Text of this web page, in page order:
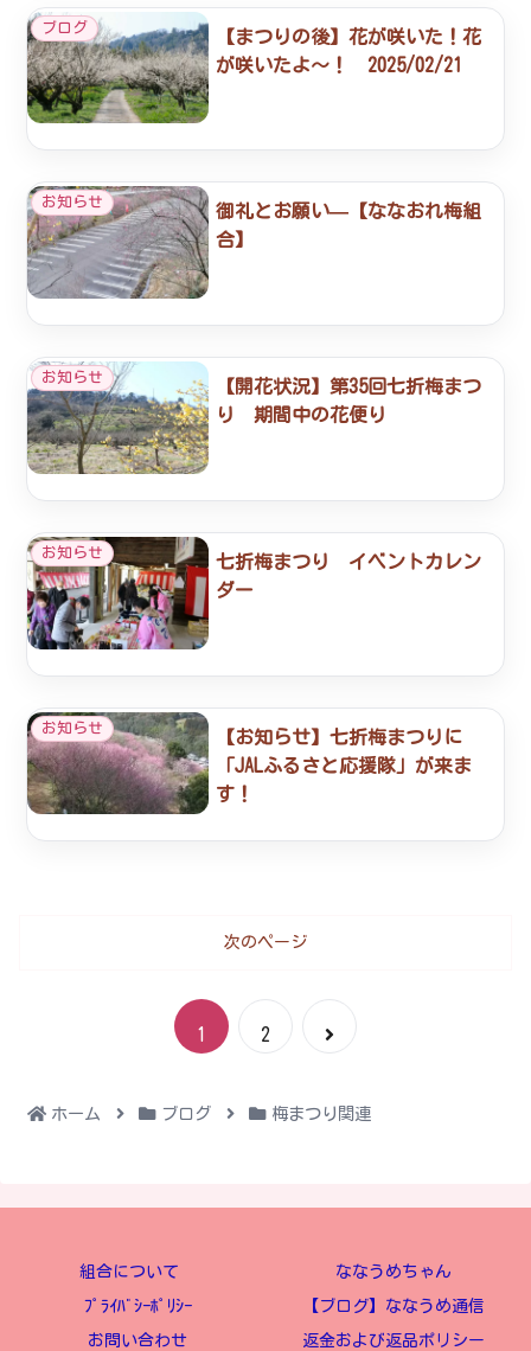
ブログ
【まつりの後】花が咲いた！花
が咲いたよ～！ 2025/02/21
お知らせ
御礼とお願い—【ななおれ梅組
合】
お知らせ
【開花状況】第35回七折梅まつ
り 期間中の花便り
お知らせ
七折梅まつり イベントカレン
ダー
お知らせ
【お知らせ】七折梅まつりに
「JALふるさと応援隊」が来ま
す！
次のページ
1 2 次
ホーム ブログ 梅まつり関連
組合について ななうめちゃん
ﾌﾟﾗｲﾊﾞｼｰﾎﾟﾘｼｰ 【ブログ】ななうめ通信
お問い合わせ 返金および返品ポリシー